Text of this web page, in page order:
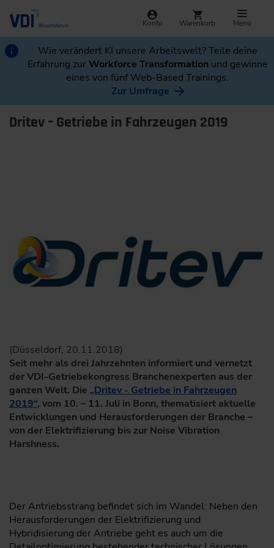
Konto Warenkorb Menü
Wie verändert KI unsere Arbeitswelt? Teile deine
Erfahrung zurWorkforce Transformation und gewinne
eines von fünf Web-Based Trainings.
Zur Umfrage
Dritev – Getriebe in Fahrzeugen 2019
(Düsseldorf, 20.11.2018)
Seit mehr als drei Jahrzehnten informiert und vernetzt
der VDI-Getriebekongress Branchenexperten aus der
ganzen Welt. Die „Dritev - Getriebe in Fahrzeugen
2019“, vom 10. – 11. Juli in Bonn, thematisiert aktuelle
Entwicklungen und Herausforderungen der Branche –
von der Elektrifizierung bis zur Noise Vibration
Harshness.
Der Antriebsstrang befindet sich im Wandel: Neben den
Herausforderungen der Elektrifizierung und
Hybridisierung der Antriebe geht es auch um die